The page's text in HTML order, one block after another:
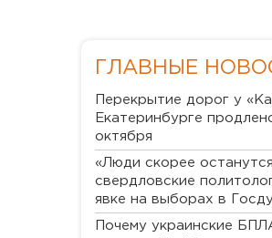
ГЛАВНЫЕ
Перекрытие дорог у
Екатеринбурге
октября
«Люди скорее
свердловские
явке на выборах в
Почему украинские